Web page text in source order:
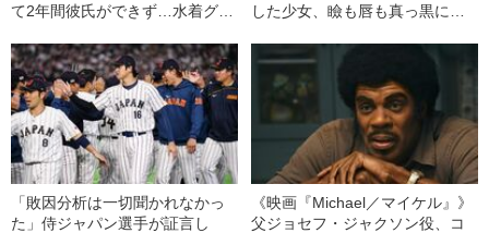
て2年間彼氏ができず…水着グラ
女子（24）が語る、驚愕の食生
活
した少女、瞼も唇も真っ黒に腫
直後に“広島の離島で起きていた
知られざる被害の実情
「敗因分析は一切聞かれなかっ
た」侍ジャパン選手が証言し
《映画『Michael／マイケル』》
父ジョセフ・ジャクソン役、コ